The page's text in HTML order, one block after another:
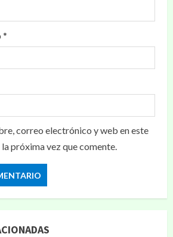
*
correo electrónico y web en este
próxima vez que comente.